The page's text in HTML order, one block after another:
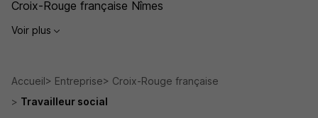
Croix-Rouge française Nîmes
Voir plus
Accueil Entreprise
Croix-Rouge française
Travailleur social